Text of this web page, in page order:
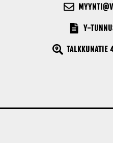
Y-